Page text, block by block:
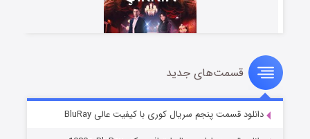
سریال زشت
قسمت۲ (زیرنویس) منتشر شد
قسمت‌های جدید
دانلود قسمت پنجم سریال کوری با کیفیت عالی BluRay